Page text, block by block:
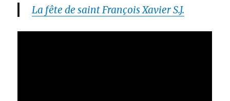
La fête de saint François Xavier S.J.